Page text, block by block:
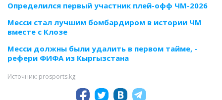
Определился первый участник плей-офф ЧМ-2026
Месси стал лучшим бомбардиром в истории ЧМ
вместе с Клозе
Месси должны были удалить в первом тайме, -
рефери ФИФА из Кыргызстана
Источник: prosports.kg